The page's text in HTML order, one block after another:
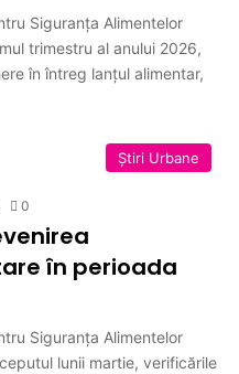
Siguranța Alimentelor
trimestru al anului 2026,
în întreg lanțul alimentar,
Ştiri Urbane
0
în perioada
Siguranța Alimentelor
lunii martie, verificările